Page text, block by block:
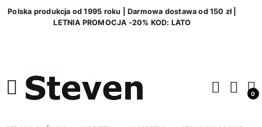
Polska produkcja od 1995 roku | Darmowa dostawa od 150 zł |
LETNIA PROMOCJA -20% KOD: LATO
0